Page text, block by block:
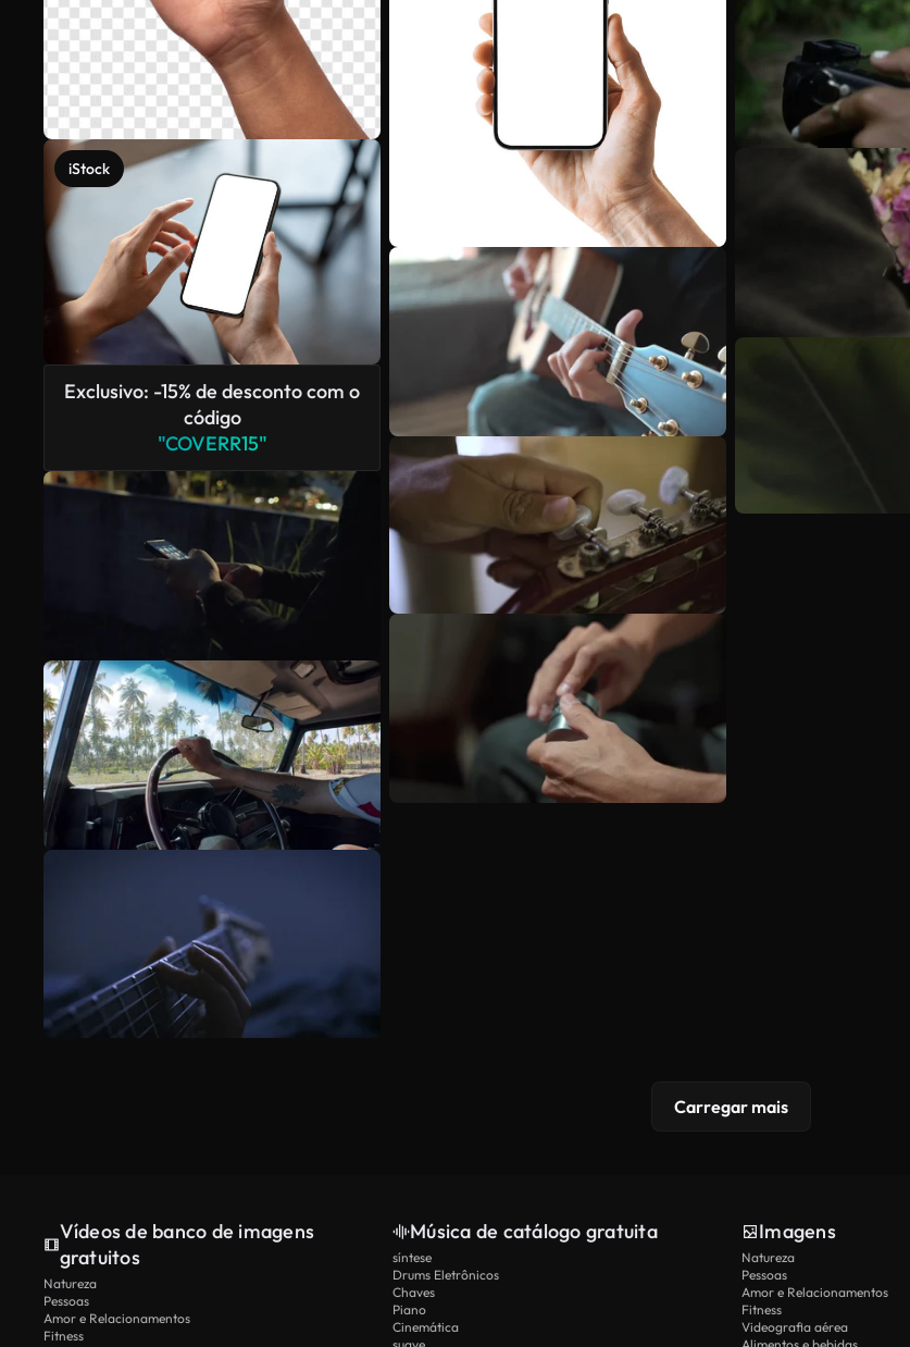
iStock
Exclusivo: -15% de desconto com o
código
"COVERR15"
Carregar mais
Vídeos de banco de imagens
gratuitos
Natureza
Pessoas
Amor e Relacionamentos
Fitness
Música de catálogo gratuita
síntese
Drums Eletrônicos
Chaves
Piano
Cinemática
Imagens
Natureza
Pessoas
Amor e Relacionamentos
Fitness
Videografia aérea